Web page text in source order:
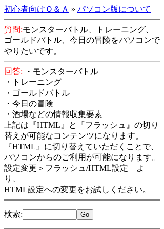
初心者向けＱ＆Ａ » パソコン版について
質問:モンスターバトル、トレーニング、
ゴールドバトル、今日の冒険をパソコンで
やりたいです。
回答: ・モンスターバトル
・トレーニング
・ゴールドバトル
・今日の冒険
・酒場などの情報収集要素
上記は『HTML』と『フラッシュ』の切り
替えが可能なコンテンツになります。
『HTML』に切り替えていただくことで、
パソコンからのご利用が可能になります。
設定変更＞フラッシュ/HTML設定 よ
り、
HTML設定への変更をお試しください。
検索: